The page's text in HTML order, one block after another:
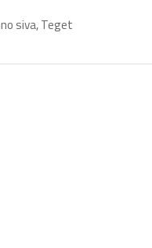
siva, Teget